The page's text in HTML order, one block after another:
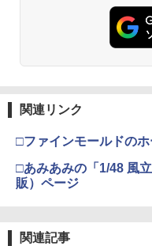
関連リンク
□ファインモールドの
□あみあみの「1/48 風
販）ページ
関連記事